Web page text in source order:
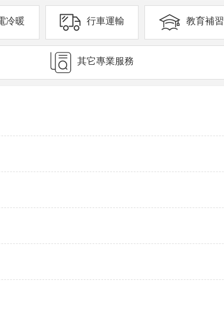
冷暖 行車運輸 教育補習
其它專業服務